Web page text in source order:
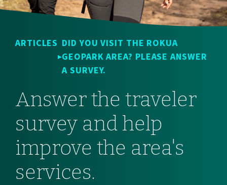
ARTICLES DID YOU VISIT THE ROKUA
GEOPARK AREA? PLEASE ANSWER
A SURVEY.
Answer the traveler
survey and help
improve the area's
services.